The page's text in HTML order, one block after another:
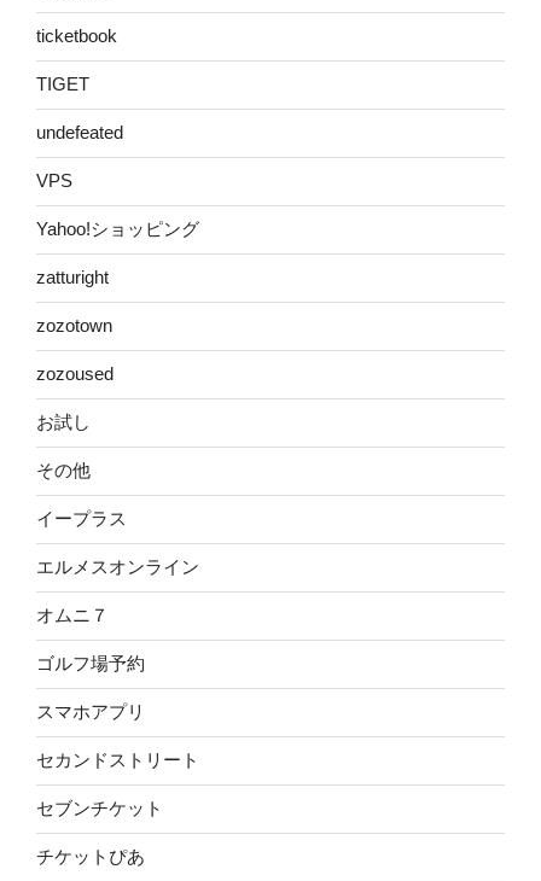
ticketbook
TIGET
undefeated
VPS
Yahoo!ショッピング
zatturight
zozotown
zozoused
お試し
その他
イープラス
エルメスオンライン
オムニ７
ゴルフ場予約
スマホアプリ
セカンドストリート
セブンチケット
チケットぴあ